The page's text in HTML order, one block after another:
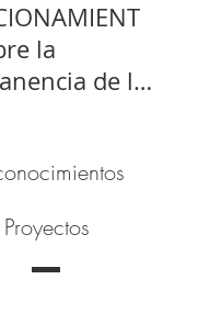
de la
Proyectos